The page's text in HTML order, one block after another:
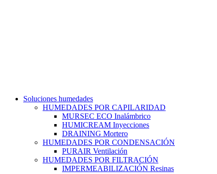
Soluciones humedades
HUMEDADES POR CAPILARIDAD
MURSEC ECO Inalámbrico
HUMICREAM Inyecciones
DRAINING Mortero
HUMEDADES POR CONDENSACIÓN
PURAIR Ventilación
HUMEDADES POR FILTRACIÓN
IMPERMEABILIZACIÓN Resinas